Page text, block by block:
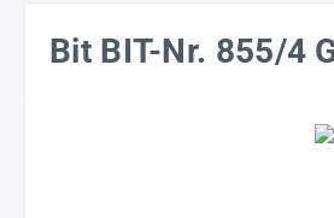
Bit BIT-Nr. 855/4